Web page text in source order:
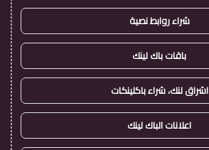
شراء روابط نصية
باقات باك لينك
اشراق لنك، شراء باكلينكات
اعلانات الباك لينك